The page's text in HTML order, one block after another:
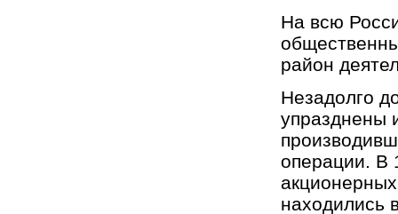
На всю
район
Незадолго
упразднены
операции. В
находились